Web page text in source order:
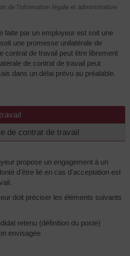
de l'information légale et administrative
faite par un employeur est soit une
une promesse unilatérale de
contrat de travail peut être librement
de contrat de travail peut
dans un délai prévu au préalable.
de contrat de travail
propose un engagement à un
d'être lié en cas d'acceptation est
doit préciser les éléments suivants
retenu (définition du poste)
envisagée